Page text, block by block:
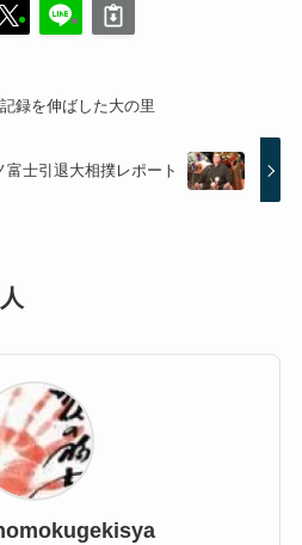
録を伸ばした大の里
富士引退大相撲レポート